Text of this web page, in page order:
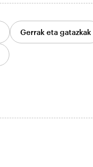
Gerrak eta gatazkak